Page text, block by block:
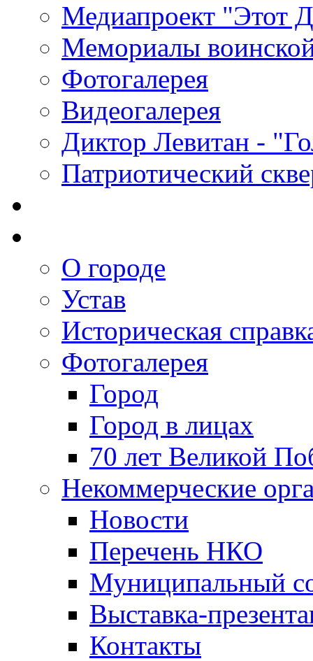
Медиапроект "Этот
Мемориалы
Фотогалерея
Видеогалерея
Диктор Левитан -
Патриотический
О городе
Устав
Историческая
Фотогалерея
Город
Город в лицах
70 лет Великой
Некоммерческие
Новости
Перечень НКО
Муниципальный
Выставка-
Контакты